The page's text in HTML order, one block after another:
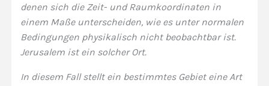
denen sich die Zeit- und Raumkoordinaten in
einem Maße unterscheiden, wie es unter normalen
Bedingungen physikalisch nicht beobachtbar ist.
Jerusalem ist ein solcher Ort.
In diesem Fall stellt ein bestimmtes Gebiet eine Art